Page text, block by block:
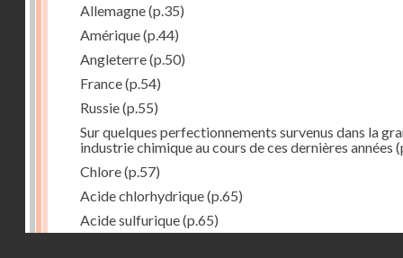
Allemagne(p.35)
Amérique(p.44)
Angleterre(p.50)
France(p.54)
Russie(p.55)
Sur quelques perfectionnements survenus dans la
industrie chimique au cours de ces dernières années
Chlore(p.57)
Acide chlorhydrique(p.65)
Acide sulfurique(p.65)